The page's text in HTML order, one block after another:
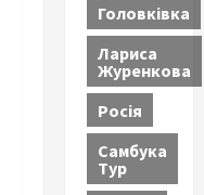
Головківка
Лариса
Журенкова
Росія
Самбука
Тур